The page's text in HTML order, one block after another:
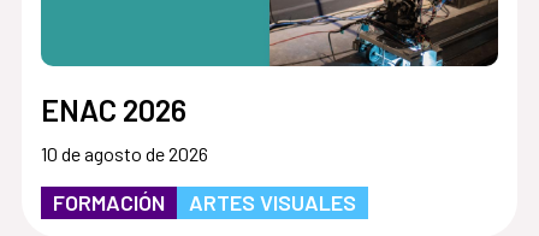
ENAC 2026
10 de agosto de 2026
FORMACIÓN ARTES VISUALES